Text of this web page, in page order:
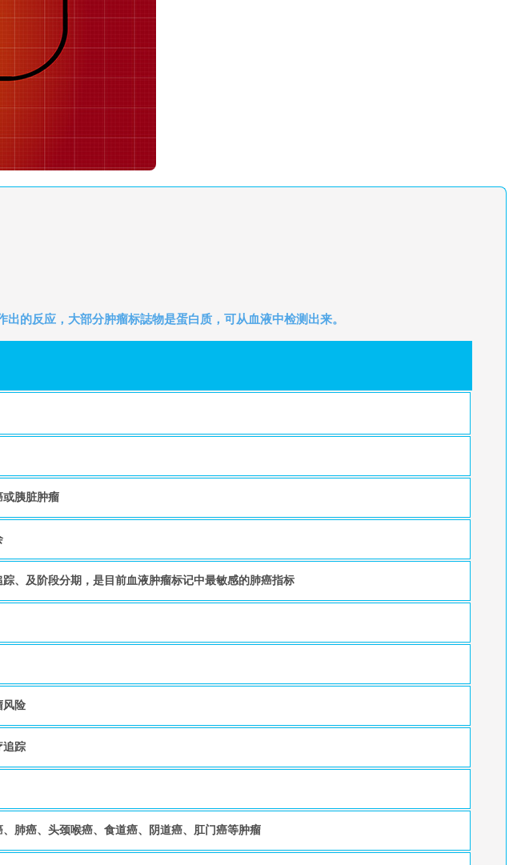
的反应，大部分肿瘤标誌物是蛋白质，可从血液中检测出来。
或胰脏肿瘤
、及阶段分期，是目前血液肿瘤标记中最敏感的肺癌指标
风险
追踪
肺癌、头颈喉癌、食道癌、阴道癌、肛门癌等肿瘤